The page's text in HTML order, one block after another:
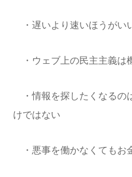
・遅いより速いほうがい
・ウェブ上の民主主義は
・情報を探したくなるの
けではない
・悪事を働かなくてもお